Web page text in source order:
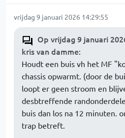
vrijdag 9 januari 2026 14:29:55
Op vrijdag 9 januari
kris van damme:
Houdt een buis vh het MF
chassis opwarmt. (door de
loopt er geen stroom en
desbtreffende
buis dan los na 12 minuten.
trap betreft.